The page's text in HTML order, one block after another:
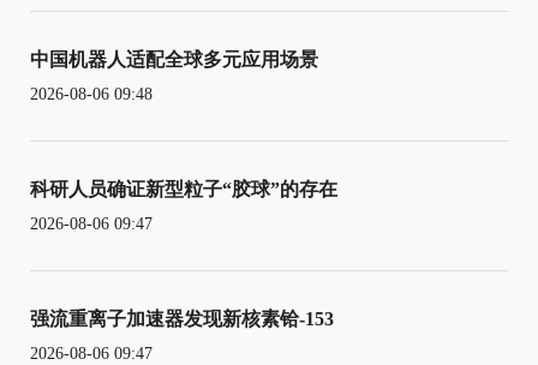
中国机器人适配全球多元应用场景
2026-08-06 09:48
科研人员确证新型粒子“胶球”的存在
2026-08-06 09:47
强流重离子加速器发现新核素铪-153
2026-08-06 09:47